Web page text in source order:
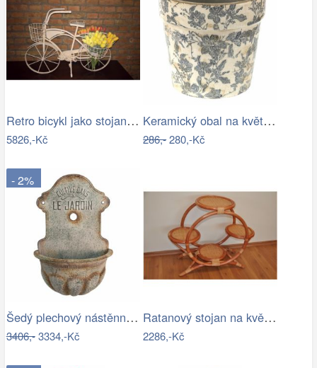
Retro bicykl jako stojan na květiny - EW
5826,-Kč
Keramický obal na květináč se šedými…
286,-280,-Kč
- 2%
Šedý plechový nástěnný květináč ve…
3406,-3334,-Kč
Ratanový stojan na květináče - AX
2286,-Kč